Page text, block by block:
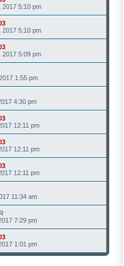
2017 5:10 pm
2017 5:10 pm
2017 5:09 pm
1:55 pm
4:30 pm
12:11 pm
12:11 pm
12:11 pm
11:34 am
7:29 pm
1:01 pm